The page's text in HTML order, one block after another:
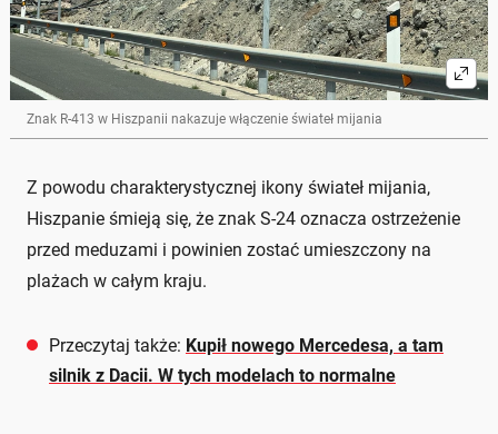
Znak R-413 w Hiszpanii nakazuje włączenie świateł mijania
Z powodu charakterystycznej ikony świateł mijania,
Hiszpanie śmieją się, że znak S-24 oznacza ostrzeżenie
przed meduzami i powinien zostać umieszczony na
plażach w całym kraju.
Przeczytaj także: Kupił nowego Mercedesa, a tam
silnik z Dacii. W tych modelach to normalne